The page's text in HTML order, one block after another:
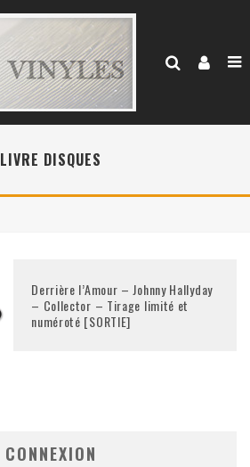
LIVRE DISQUES
Derrière l’Amour – Johnny Hallyday
– Collector – Tirage limité et
numéroté [SORTIE]
CONNEXION